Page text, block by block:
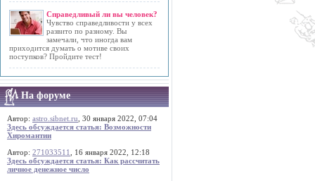
Справедливый ли вы человек?
Чувство справедливости у всех
развито по разному. Вы
замечали, что иногда вам
приходится думать о мотиве своих
поступков? Пройдите тест!
На форуме
Автор: astro.sibnet.ru , 30 января 2022, 07:04
Здесь обсуждается статья: Возможности
Хиромантии
Автор: 271033511
, 16 января 2022, 12:18
Здесь обсуждается статья: Как рассчитать
личное денежное число